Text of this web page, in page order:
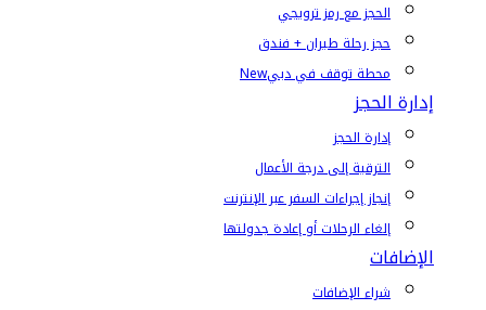
الحجز مع رمز ترويجي
حجز رحلة طيران + فندق
محطة توقف في دبيNew
إدارة الحجز
إدارة الحجز
الترقية إلى درجة الأعمال
إنجاز إجراءات السفر عبر الإنترنت
إلغاء الرحلات أو إعادة جدولتها
الإضافات
شراء الإضافات